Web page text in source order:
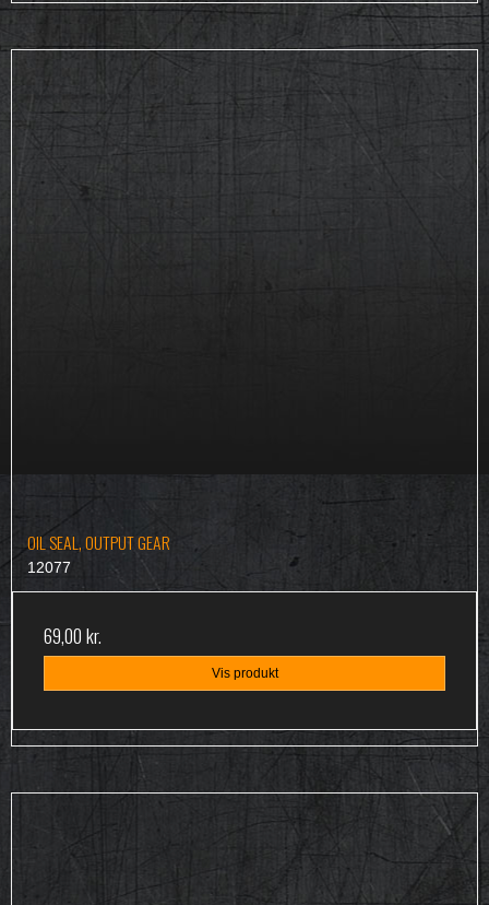
OIL SEAL, OUTPUT GEAR
12077
69,00 kr.
Vis produkt